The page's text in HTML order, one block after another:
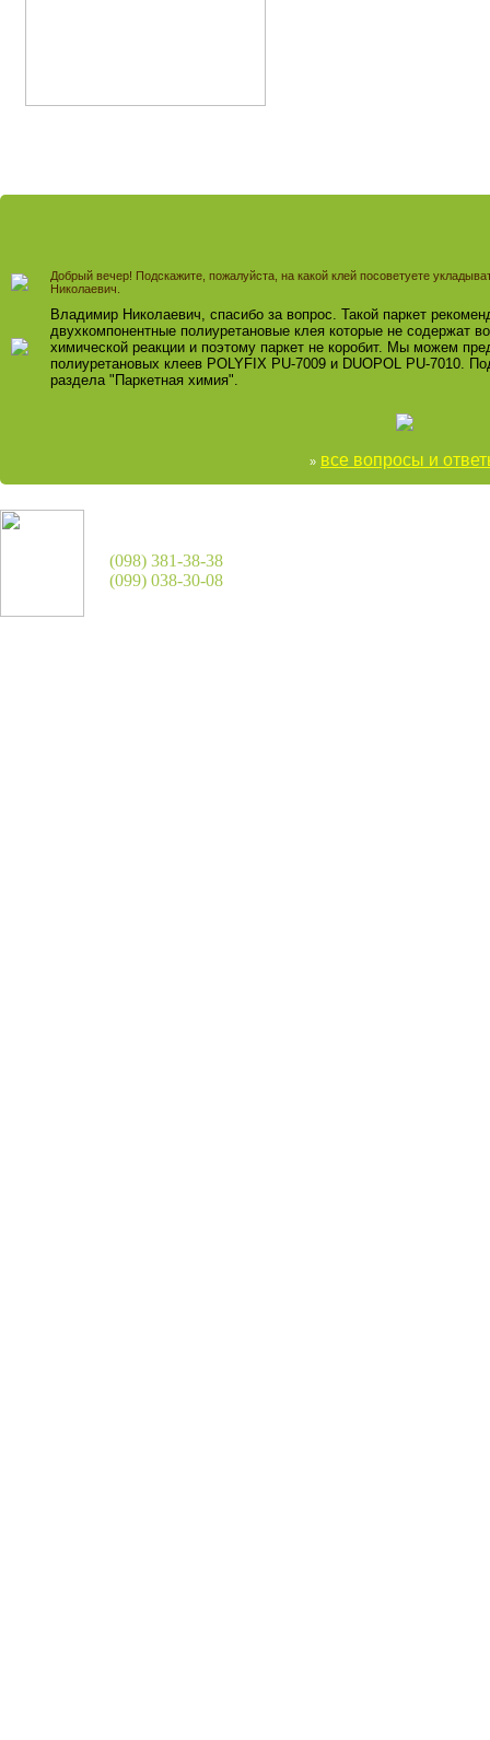
Добрый вечер! Подскажите, пожалуйста, на какой клей посоветуете
Николаевич.
Владимир Николаевич, спасибо за вопрос. Такой паркет
двухкомпонентные полиуретановые клея которые не содержат
химической реакции и поэтому паркет не коробит. Мы можем
полиуретановых клеев POLYFIX PU-7009 и DUOPOL PU-7010.
раздела "Паркетная химия".
» все вопросы и
(098) 381-38-38
(099) 038-30-08